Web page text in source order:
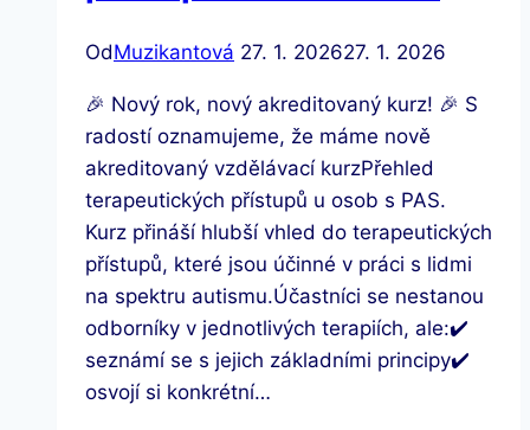
OdMuzikantová 27. 1. 202627. 1. 2026
🎉 Nový rok, nový akreditovaný kurz! 🎉 S
radostí oznamujeme, že máme nově
akreditovaný vzdělávací kurzPřehled
terapeutických přístupů u osob s PAS.
Kurz přináší hlubší vhled do terapeutických
přístupů, které jsou účinné v práci s lidmi
na spektru autismu.Účastníci se nestanou
odborníky v jednotlivých terapiích, ale:✔️
seznámí se s jejich základními principy✔️
osvojí si konkrétní…